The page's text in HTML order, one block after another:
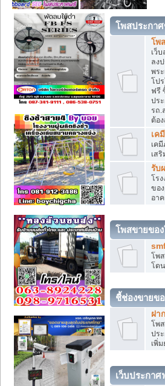
โพสประกา
โพ
เว็
ลง
พร
โป
ฟรี
ปร
รถ.
ต้อ
เค
เค
เส
รับ
โร
ขอ
อา
โพสขายขอ
โพ
โด
ชี้ช่องขายข
ฝา
โพ
ปร
เพิ่
เว็บประกา